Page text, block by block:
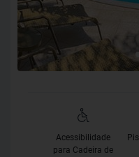
Acessibilidade
para Cadeira de